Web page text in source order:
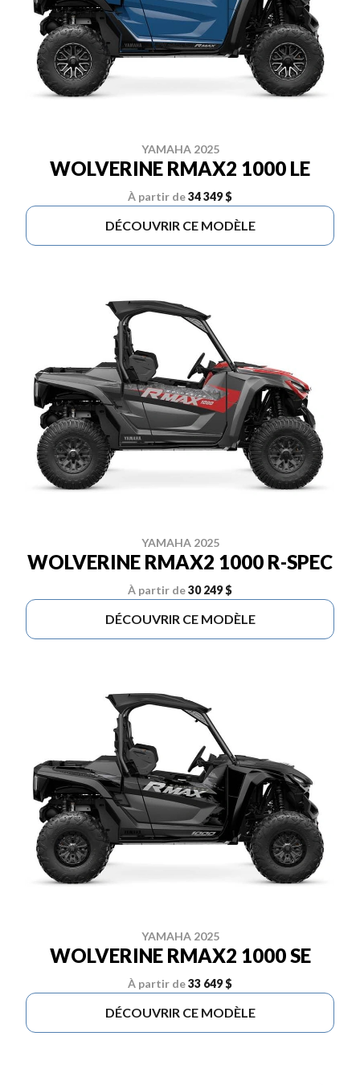
YAMAHA 2025
WOLVERINE RMAX2 1000 LE
À partir de34 349 $
DÉCOUVRIR CE MODÈLE
YAMAHA 2025
WOLVERINE RMAX2 1000 R-SPEC
À partir de30 249 $
DÉCOUVRIR CE MODÈLE
YAMAHA 2025
WOLVERINE RMAX2 1000 SE
À partir de33 649 $
DÉCOUVRIR CE MODÈLE